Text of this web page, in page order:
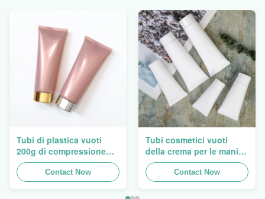
Tubi di plastica vuoti
200g di compressione
della lozione di Flip Cap
Screw Lid Pink
Contact Now
Tubi cosmetici vuoti
della crema per le mani
ovale eccellente che
imballano 5ml a 150ml
Contact Now